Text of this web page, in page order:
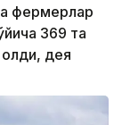
фермерлар
369 та
дея